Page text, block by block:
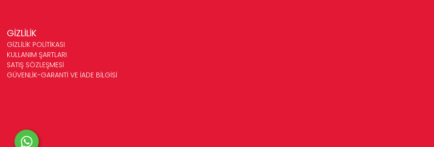
GİZLİLİK
GİZLİLİK POLİTİKASI
KULLANIM ŞARTLARI
SATIŞ SÖZLEŞMESİ
GÜVENLİK-GARANTİ VE İADE BİLGİSİ